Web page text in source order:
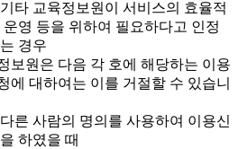
타 교육정보원이 서비스의 효율적
운영 등을 위하여 필요하다고 인정
경우
보원은 다음 각 호에 해당하는 이용
에 대하여는 이를 거절할 수 있습니
른 사람의 명의를 사용하여 이용신
하였을 때